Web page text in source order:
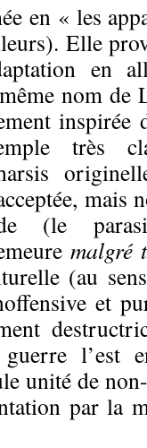
en « les
Elle
en
nom de
inspirée
très
mais
(le
malgré
(au
et
l’est
unité de
par la